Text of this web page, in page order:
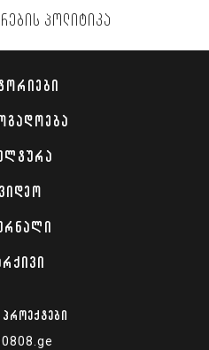
ᲞᲝᲚᲘᲢᲘᲙᲐ
ᲕᲘᲓᲔᲝ
ᲞᲠᲝᲔᲥᲢᲔᲑᲘ